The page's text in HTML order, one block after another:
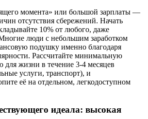
момента» или большой зарплаты —
отсутствия сбережений. Начать
10% от любого, даже
люди с небольшим заработком
подушку именно благодаря
Рассчитайте минимальную
для жизни в течение 3-4 месяцев
услуги, транспорт), и
её на отдельном, легкодоступном
идеала: высокая